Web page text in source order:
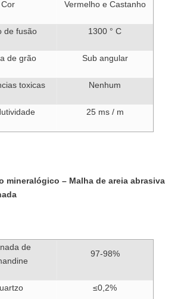
Cor Vermelho e Castanho
de fusão 1300 ° C
de grão Sub angular
toxicas Nenhum
25 ms / m
mineralógico – Malha de areia abrasiva
de
97-98%
≤0,2%